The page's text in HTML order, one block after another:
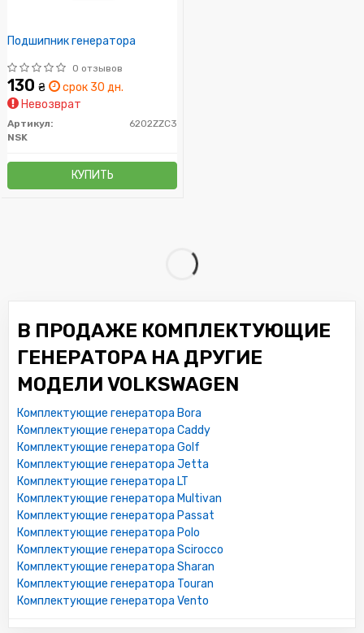
Подшипник генератора
0 отзывов
130 ₴
срок 30 дн.
Невозврат
Артикул:
6202ZZC3
NSK
КУПИТЬ
В ПРОДАЖЕ КОМПЛЕКТУЮЩИЕ
ГЕНЕРАТОРА НА ДРУГИЕ
МОДЕЛИ VOLKSWAGEN
Комплектующие генератора Bora
Комплектующие генератора Caddy
Комплектующие генератора Golf
Комплектующие генератора Jetta
Комплектующие генератора LT
Комплектующие генератора Multivan
Комплектующие генератора Passat
Комплектующие генератора Polo
Комплектующие генератора Scirocco
Комплектующие генератора Sharan
Комплектующие генератора Touran
Комплектующие генератора Vento